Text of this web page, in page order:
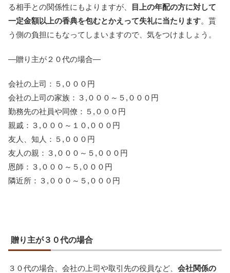
る相手との関係性にもよりますが、
目上の年配の方に対して
一定金額以上の香典を包むとかえって失礼に当たります。貰
う側の負担にもなってしまいますので、気をつけましょう。
―贈り主が２０代の場合―
会社の上司：５,０００円
会社の上司の家族：３,０００～５,０００円
勤務先の社員や同僚：５,０００円
親戚：３,０００～１０,０００円
友人、知人：５,０００円
友人の親：３,０００～５,０００円
恩師：３,０００～５,０００円
隣近所：３,０００～５,０００円
贈り主が３０代の場合
３０代の場合、会社の上司や取引先の役員など、 会社関係の